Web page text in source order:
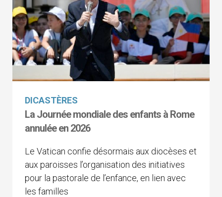
DICASTÈRES
La Journée mondiale des enfants à Rome
annulée en 2026
Le Vatican confie désormais aux diocèses et
aux paroisses l’organisation des initiatives
pour la pastorale de l’enfance, en lien avec
les familles